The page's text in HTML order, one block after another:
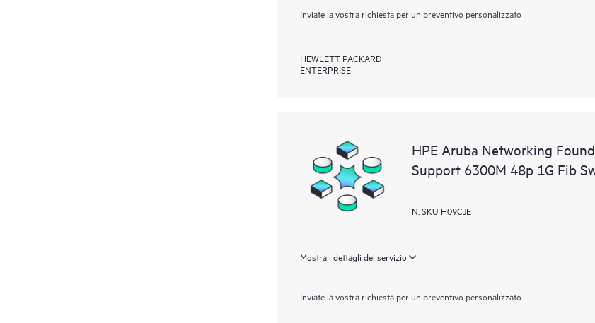
Inviate la vostra richiesta per un preventivo personalizzato
HEWLETT PACKARD
ENTERPRISE
HPE Aruba Networking
Support 6300M 48p 1G Fib
N. SKU H09CJE
Mostra i dettagli del servizio
Inviate la vostra richiesta per un preventivo personalizzato